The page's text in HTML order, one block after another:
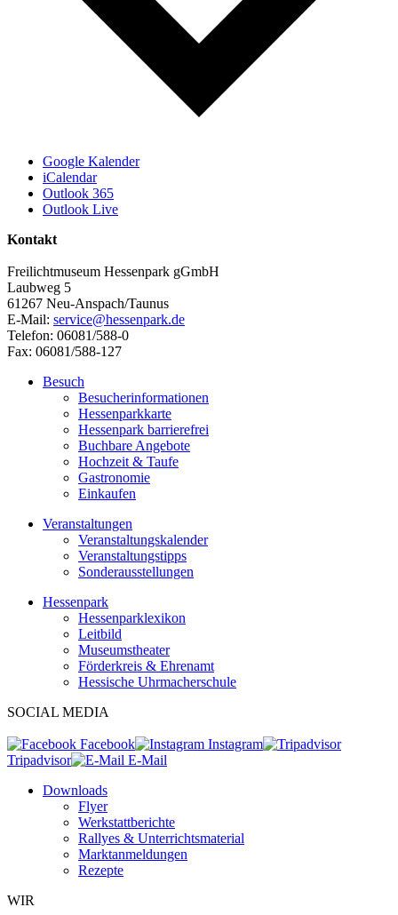
Google Kalender
iCalendar
Outlook 365
Outlook Live
Kontakt
Freilichtmuseum Hessenpark gGmbH
Laubweg 5
61267 Neu-Anspach/Taunus
E-Mail: service@hessenpark.de
Telefon: 06081/588-0
Fax: 06081/588-127
Besuch
Besucherinformationen
Hessenparkkarte
Hessenpark barrierefrei
Buchbare Angebote
Hochzeit & Taufe
Gastronomie
Einkaufen
Veranstaltungen
Veranstaltungskalender
Veranstaltungstipps
Sonderausstellungen
Hessenpark
Hessenparklexikon
Leitbild
Museumstheater
Förderkreis & Ehrenamt
Hessische Uhrmacherschule
SOCIAL MEDIA
Facebook
Instagram
Tripadvisor
E-Mail
Downloads
Flyer
Werkstattberichte
Rallyes & Unterrichtsmaterial
Marktanmeldungen
Rezepte
WIR